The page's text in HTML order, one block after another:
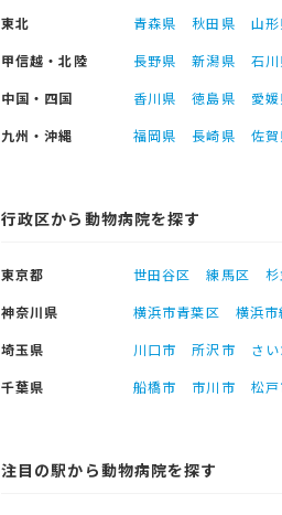
東北
青森県 秋田県 山
甲信越・北陸
長野県 新潟県 石
中国・四国
香川県 徳島県 愛
九州・沖縄
福岡県 長崎県 佐
行政区から動物病院を探す
東京都 世田谷区 練馬区
神奈川県
横浜市青葉区 横浜市
埼玉県
川口市 所沢市 さ
千葉県
船橋市 市川市 松
注目の駅から動物病院を探す